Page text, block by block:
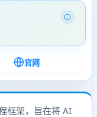
官网
框架，旨在将 AI